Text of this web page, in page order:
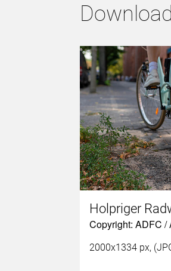
Holpriger
Copyright: ADFC /
2000x1334 px,